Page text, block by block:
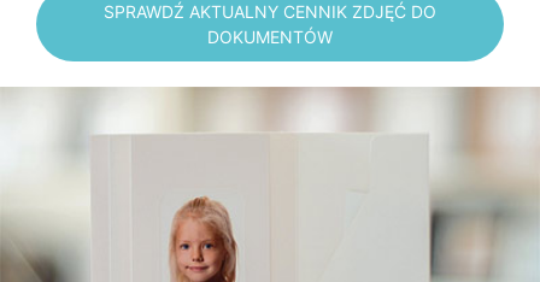
SPRAWDŹ AKTUALNY CENNIK ZDJĘĆ DO
DOKUMENTÓW